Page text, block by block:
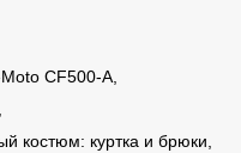
CF500-A,
костюм: куртка и брюки,